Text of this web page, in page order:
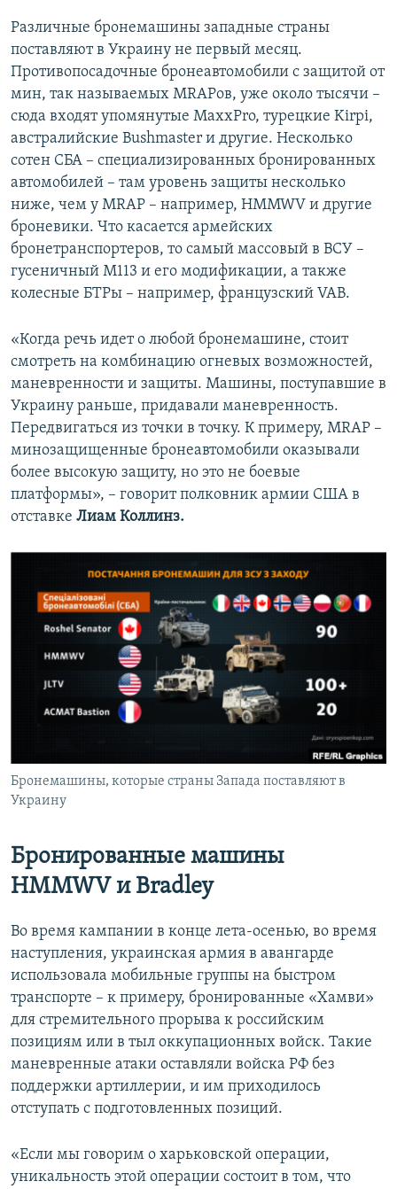
Различные бронемашины западные страны
поставляют в Украину не первый месяц.
Противопосадочные бронеавтомобили с защитой от
мин, так называемых MRAPов, уже около тысячи –
сюда входят упомянутые MaxxPro, турецкие Kirpi,
австралийские Bushmaster и другие. Несколько
сотен СБА – специализированных бронированных
автомобилей – там уровень защиты несколько
ниже, чем у MRAP – например, HMMWV и другие
броневики. Что касается армейских
бронетранспортеров, то самый массовый в ВСУ –
гусеничный М113 и его модификации, а также
колесные БТРы – например, французский VAB.
«Когда речь идет о любой бронемашине, стоит
смотреть на комбинацию огневых возможностей,
маневренности и защиты. Машины, поступавшие в
Украину раньше, придавали маневренность.
Передвигаться из точки в точку. К примеру, MRAP –
минозащищенные бронеавтомобили оказывали
более высокую защиту, но это не боевые
платформы», – говорит полковник армии США в
отставке Лиам Коллинз.
Бронемашины, которые страны Запада поставляют в
Украину
Бронированные машины
HMMWV и Bradley
Во время кампании в конце лета-осенью, во время
наступления, украинская армия в авангарде
использовала мобильные группы на быстром
транспорте – к примеру, бронированные «Хамви»
для стремительного прорыва к российским
позициям или в тыл оккупационных войск. Такие
маневренные атаки оставляли войска РФ без
поддержки артиллерии, и им приходилось
отступать с подготовленных позиций.
«Если мы говорим о харьковской операции,
уникальность этой операции состоит в том, что